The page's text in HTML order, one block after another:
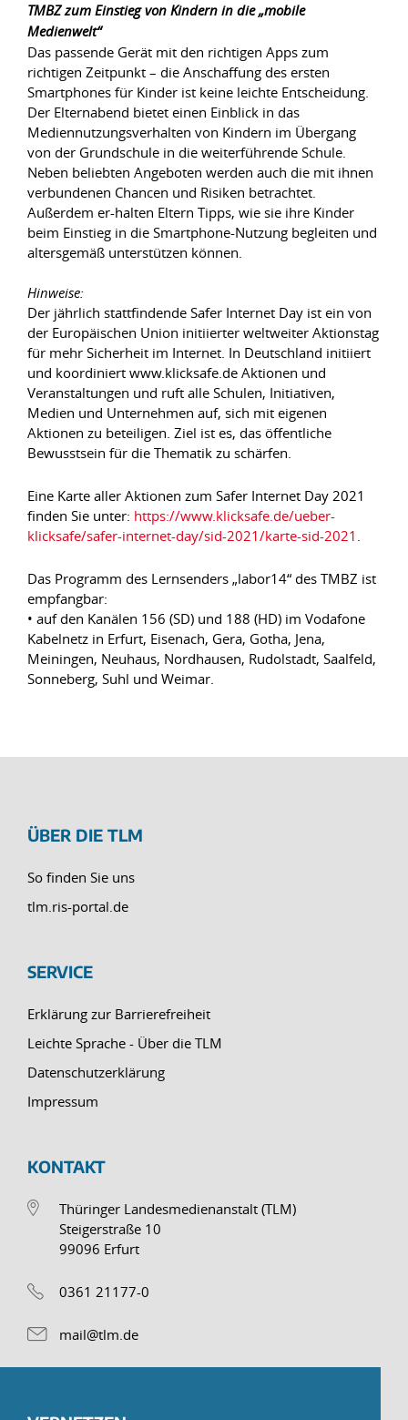
TMBZ zum Einstieg von Kindern in die „mobile
Medienwelt“
Das passende Gerät mit den richtigen Apps zum
richtigen Zeitpunkt – die Anschaffung des ersten
Smartphones für Kinder ist keine leichte Entscheidung.
Der Elternabend bietet einen Einblick in das
Mediennutzungsverhalten von Kindern im Übergang
von der Grundschule in die weiterführende Schule.
Neben beliebten Angeboten werden auch die mit ihnen
verbundenen Chancen und Risiken betrachtet.
Außerdem er-halten Eltern Tipps, wie sie ihre Kinder
beim Einstieg in die Smartphone-Nutzung begleiten und
altersgemäß unterstützen können.
Hinweise:
Der jährlich stattfindende Safer Internet Day ist ein von
der Europäischen Union initiierter weltweiter Aktionstag
für mehr Sicherheit im Internet. In Deutschland initiiert
und koordiniert www.klicksafe.de Aktionen und
Veranstaltungen und ruft alle Schulen, Initiativen,
Medien und Unternehmen auf, sich mit eigenen
Aktionen zu beteiligen. Ziel ist es, das öffentliche
Bewusstsein für die Thematik zu schärfen.
Eine Karte aller Aktionen zum Safer Internet Day 2021
finden Sie unter: https://www.klicksafe.de/ueber-
klicksafe/safer-internet-day/sid-2021/karte-sid-2021 .
Das Programm des Lernsenders „labor14“ des TMBZ ist
empfangbar:
• auf den Kanälen 156 (SD) und 188 (HD) im Vodafone
Kabelnetz in Erfurt, Eisenach, Gera, Gotha, Jena,
Meiningen, Neuhaus, Nordhausen, Rudolstadt, Saalfeld,
Sonneberg, Suhl und Weimar.
ÜBER DIE TLM
So finden Sie uns
tlm.ris-portal.de
SERVICE
Erklärung zur Barrierefreiheit
Leichte Sprache - Über die TLM
Datenschutzerklärung
Impressum
KONTAKT
Thüringer Landesmedienanstalt (TLM)
Steigerstraße 10
99096 Erfurt
0361 21177-0
mail@tlm.de